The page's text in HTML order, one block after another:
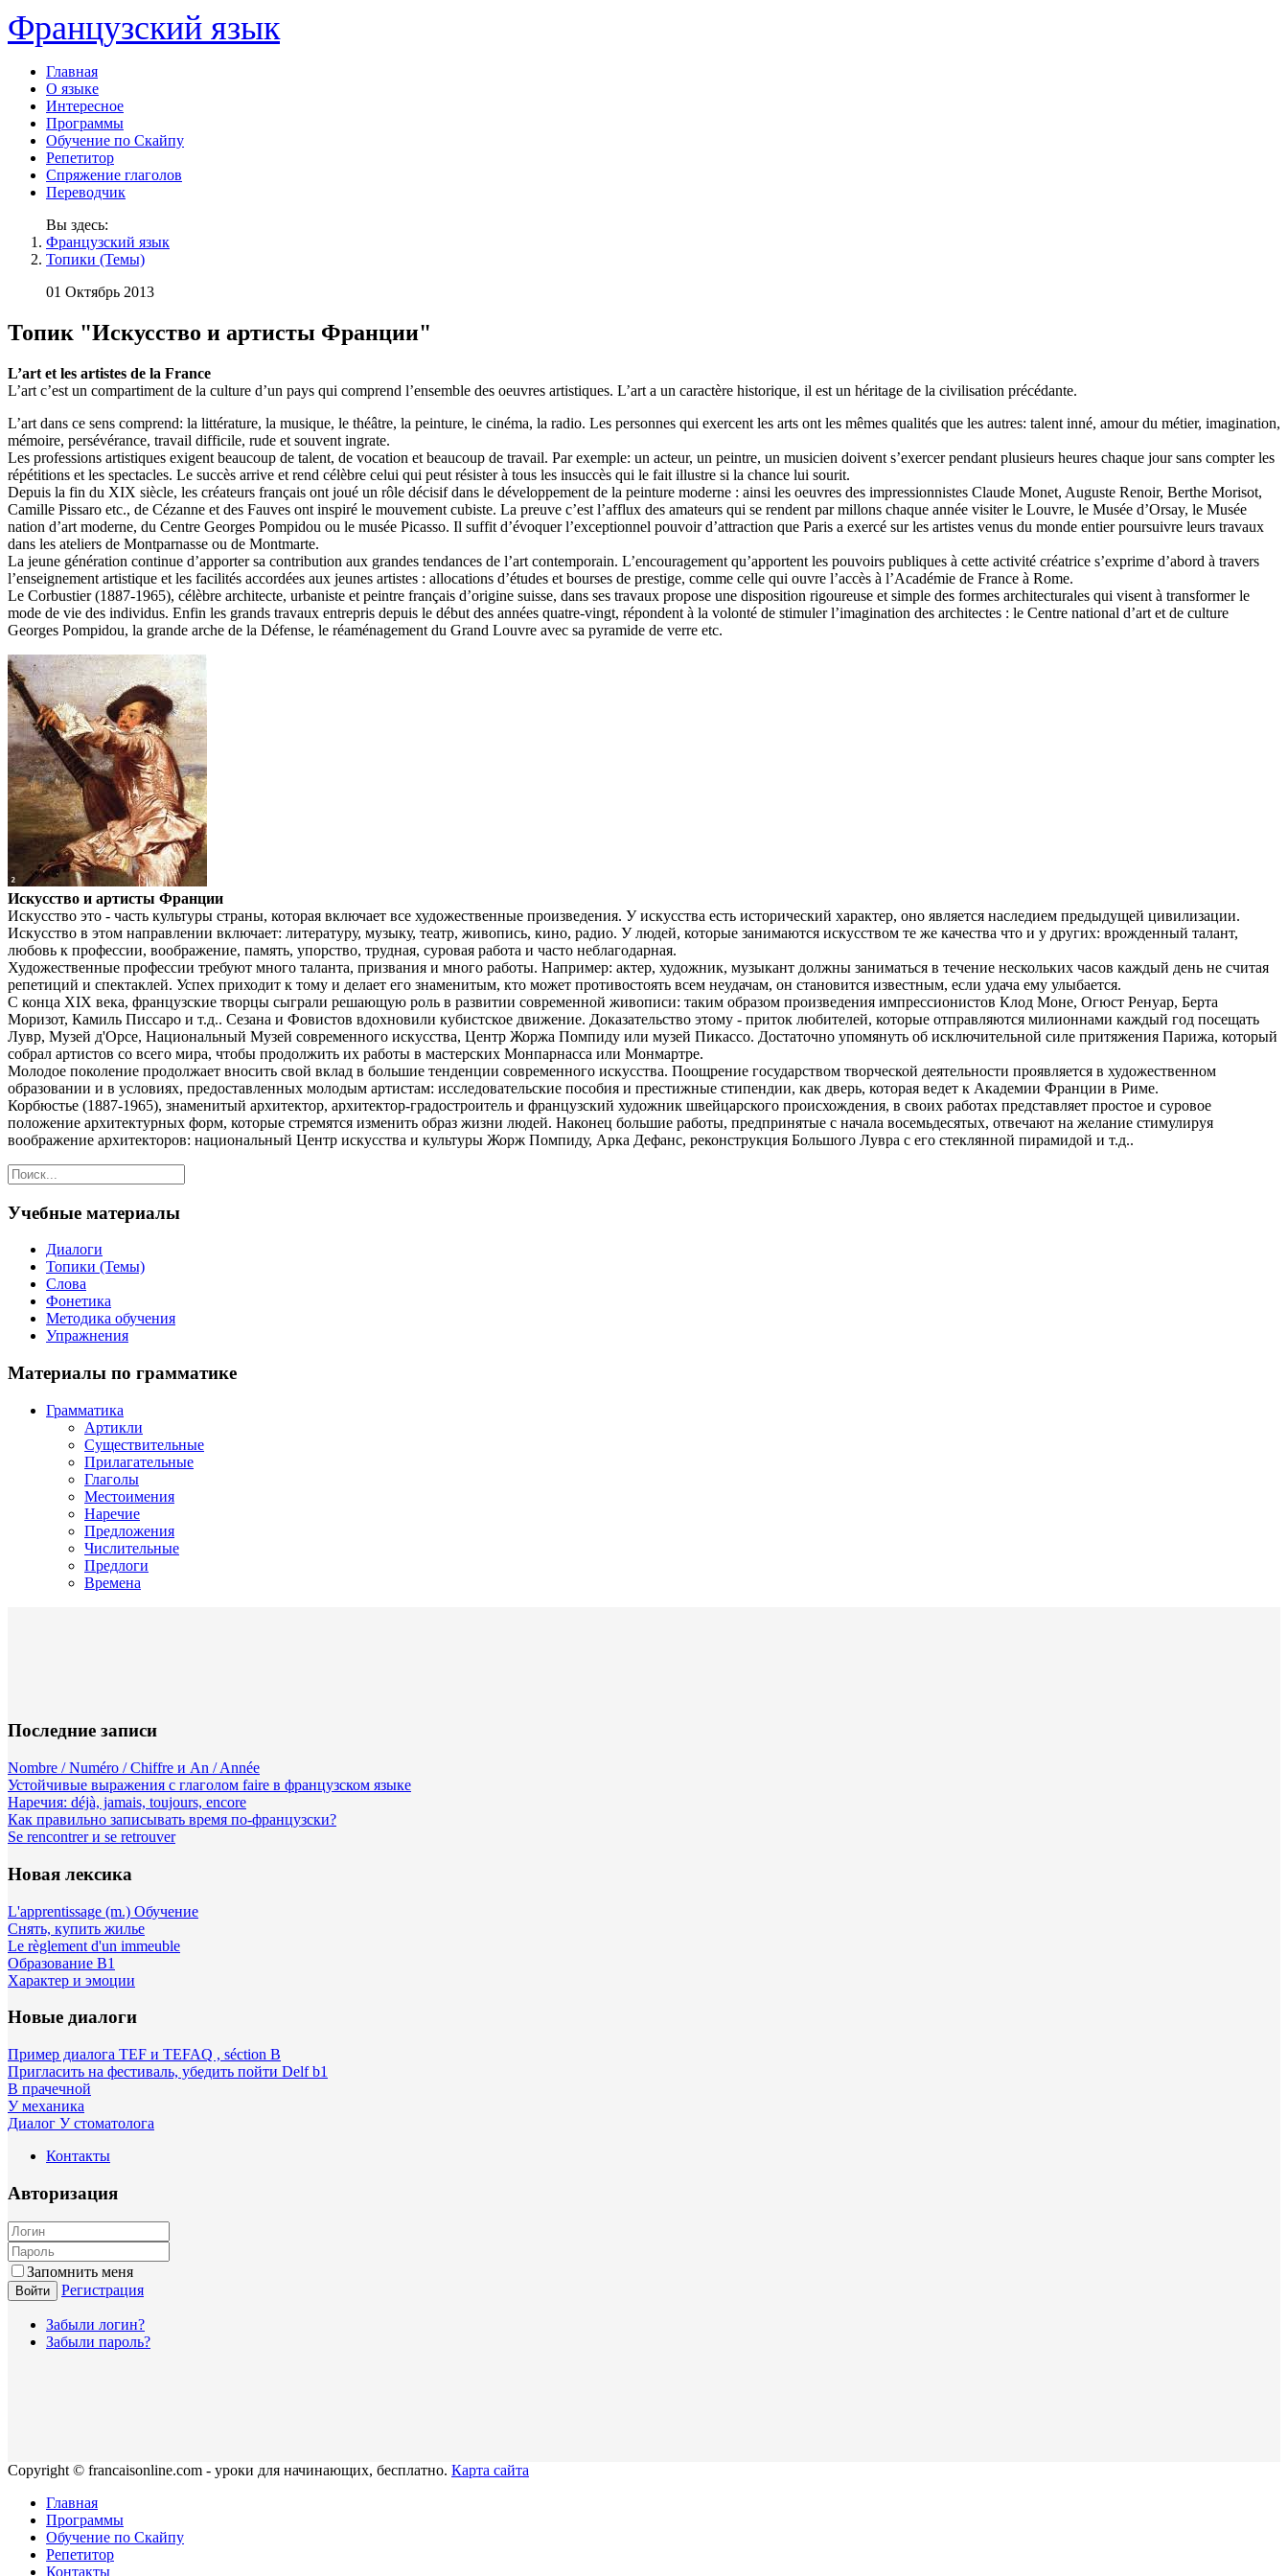
Французский язык
Главная
О языке
Интересное
Программы
Обучение по Скайпу
Репетитор
Спряжение глаголов
Переводчик
Вы здесь:
Французский язык
Топики (Темы)
01 Октябрь 2013
Топик "Искусство и артисты Франции"
L’art et les artistes de la France
L’art c’est un compartiment de la culture d’un pays qui comprend l’ensemble des oeuvres artistiques. L’art a un caractère historique, il est un héritage de la civilisation précédante.
L’art dans ce sens comprend: la littérature, la musique, le théâtre, la peinture, le cinéma, la radio. Les personnes qui exercent les arts ont les mêmes qualités que les autres: talent inné, amour du métier, imagination,
mémoire, persévérance, travail difficile, rude et souvent ingrate.
Les professions artistiques exigent beaucoup de talent, de vocation et beaucoup de travail. Par exemple: un acteur, un peintre, un musicien doivent s’exercer pendant plusieurs heures chaque jour sans compter les
répétitions et les spectacles. Le succès arrive et rend célèbre celui qui peut résister à tous les insuccès qui le fait illustre si la chance lui sourit.
Depuis la fin du XIX siècle, les créateurs français ont joué un rôle décisif dans le développement de la peinture moderne : ainsi les oeuvres des impressionnistes Claude Monet, Auguste Renoir, Berthe Morisot,
Camille Pissaro etc., de Cézanne et des Fauves ont inspiré le mouvement cubiste. La preuve c’est l’afflux des amateurs qui se rendent par millons chaque année visiter le Louvre, le Musée d’Orsay, le Musée
nation d’art moderne, du Centre Georges Pompidou ou le musée Picasso. Il suffit d’évoquer l’exceptionnel pouvoir d’attraction que Paris a exercé sur les artistes venus du monde entier poursuivre leurs travaux
dans les ateliers de Montparnasse ou de Montmarte.
La jeune génération continue d’apporter sa contribution aux grandes tendances de l’art contemporain. L’encouragement qu’apportent les pouvoirs publiques à cette activité créatrice s’exprime d’abord à travers
l’enseignement artistique et les facilités accordées aux jeunes artistes : allocations d’études et bourses de prestige, comme celle qui ouvre l’accès à l’Académie de France à Rome.
Le Corbustier (1887-1965), célèbre architecte, urbaniste et peintre français d’origine suisse, dans ses travaux propose une disposition rigoureuse et simple des formes architecturales qui visent à transformer le
mode de vie des individus. Enfin les grands travaux entrepris depuis le début des années quatre-vingt, répondent à la volonté de stimuler l’imagination des architectes : le Centre national d’art et de culture
Georges Pompidou, la grande arche de la Défense, le réaménagement du Grand Louvre avec sa pyramide de verre etc.
Искусство и артисты Франции
Искусство это - часть культуры страны, которая включает все художественные произведения. У искусства есть исторический характер, оно является наследием предыдущей цивилизации.
Искусство в этом направлении включает: литературу, музыку, театр, живопись, кино, радио. У людей, которые занимаются искусством те же качества что и у других: врожденный талант,
любовь к профессии, воображение, память, упорство, трудная, суровая работа и часто неблагодарная.
Художественные профессии требуют много таланта, призвания и много работы. Например: актер, художник, музыкант должны заниматься в течение нескольких часов каждый день не считая
репетиций и спектаклей. Успех приходит к тому и делает его знаменитым, кто может противостоять всем неудачам, он становится известным, если удача ему улыбается.
С конца XIX века, французские творцы сыграли решающую роль в развитии современной живописи: таким образом произведения импрессионистов Клод Моне, Огюст Ренуар, Берта
Моризот, Камиль Писсаро и т.д.. Сезана и Фовистов вдохновили кубистское движение. Доказательство этому - приток любителей, которые отправляются милионнами каждый год посещать
Лувр, Музей д'Орсе, Национальный Музей современного искусства, Центр Жоржа Помпиду или музей Пикассо. Достаточно упомянуть об исключительной силе притяжения Парижа, который
собрал артистов со всего мира, чтобы продолжить их работы в мастерских Монпарнасса или Монмартре.
Молодое поколение продолжает вносить свой вклад в большие тенденции современного искусства. Поощрение государством творческой деятельности проявляется в художественном
образовании и в условиях, предоставленных молодым артистам: исследовательские пособия и престижные стипендии, как дверь, которая ведет к Академии Франции в Риме.
Корбюстье (1887-1965), знаменитый архитектор, архитектор-градостроитель и французский художник швейцарского происхождения, в своих работах представляет простое и суровое
положение архитектурных форм, которые стремятся изменить образ жизни людей. Наконец большие работы, предпринятые с начала восемьдесятых, отвечают на желание стимулируя
воображение архитекторов: национальный Центр искусства и культуры Жорж Помпиду, Арка Дефанс, реконструкция Большого Лувра с его стеклянной пирамидой и т.д..
Учебные материалы
Диалоги
Топики (Темы)
Слова
Фонетика
Методика обучения
Упражнения
Материалы по грамматике
Грамматика
Артикли
Существительные
Прилагательные
Глаголы
Местоимения
Наречие
Предложения
Числительные
Предлоги
Времена
Последние записи
Nombre / Numéro / Chiffre и An / Année
Устойчивые выражения с глаголом faire в французском языке
Наречия: déjà, jamais, toujours, encore
Как правильно записывать время по-французски?
Se rencontrer и se retrouver
Новая лексика
L'apprentissage (m.) Обучение
Снять, купить жилье
Le règlement d'un immeuble
Образование B1
Характер и эмоции
Новые диалоги
Пример диалога TEF и TEFAQ , séction B
Пригласить на фестиваль, убедить пойти Delf b1
В прачечной
У механика
Диалог У стоматолога
Контакты
Авторизация
Запомнить меня
Войти Регистрация
Забыли логин?
Забыли пароль?
Copyright © francaisonline.com - уроки для начинающих, бесплатно. Карта сайта
Главная
Программы
Обучение по Скайпу
Репетитор
Контакты